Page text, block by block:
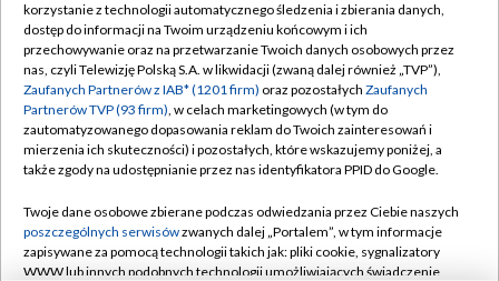
TVP
Abonament TVP
Emisja w TVP
Centrum informacji TVP
Naziemna Telewizja Cyfrowa
Rada Programowa
System NOS
Regulamin TVP
Polityka prywatności
Moje zgody
Pomoc
Kontakt
korzystanie z technologii automatycznego śledzenia i zbierania danych,
dostęp do informacji na Twoim urządzeniu końcowym i ich
przechowywanie oraz na przetwarzanie Twoich danych osobowych przez
nas, czyli Telewizję Polską S.A. w likwidacji (zwaną dalej również „TVP”),
Zaufanych Partnerów z IAB* (1201 firm) oraz pozostałych Zaufanych
Partnerów TVP (93 firm), w celach marketingowych (w tym do
zautomatyzowanego dopasowania reklam do Twoich zainteresowań i
mierzenia ich skuteczności) i pozostałych, które wskazujemy poniżej, a
także zgody na udostępnianie przez nas identyfikatora PPID do Google.
Twoje dane osobowe zbierane podczas odwiedzania przez Ciebie naszych
poszczególnych serwisówzwanych dalej „Portalem”, w tym informacje
zapisywane za pomocą technologii takich jak: pliki cookie, sygnalizatory
WWW lub innych podobnych technologii umożliwiających świadczenie